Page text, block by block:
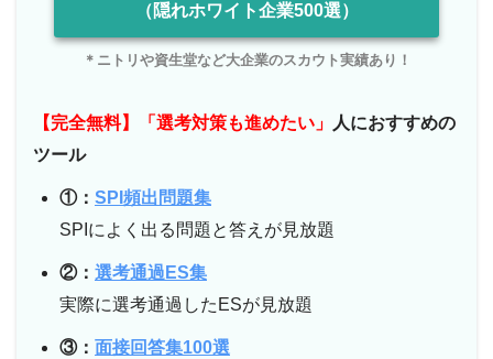
（隠れホワイト企業500選）
＊ニトリや資生堂など大企業のスカウト実績あり！
【完全無料】「選考対策も進めたい」
人におすすめの
ツール
①： SPI頻出問題集
SPIによく出る問題と答えが見放題
②： 選考通過ES集
実際に選考通過したESが見放題
③： 面接回答集100選